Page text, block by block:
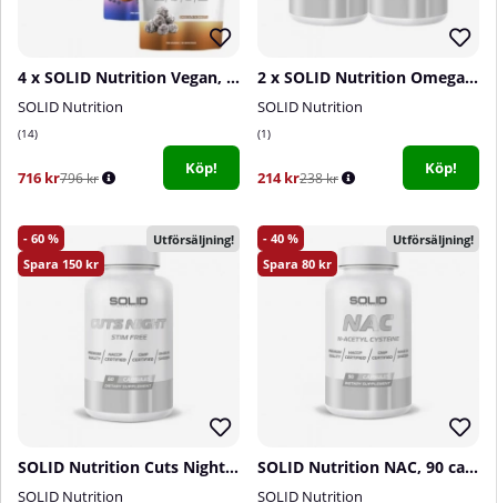
4 x SOLID Nutrition Vegan, 750 g
SOLID Nutrition
14
716 kr796 kr
Köp!
2 x SOLID Nutrition Omega-3, 90 caps
SOLID Nutrition
1
214 kr238 kr
Köp!
60
150
Utförsäljning!
SOLID Nutrition Cuts Night, 60 caps
SOLID Nutrition
40
80
Utförsäljning!
SOLID Nutrition NAC, 90 caps
SOLID Nutrition